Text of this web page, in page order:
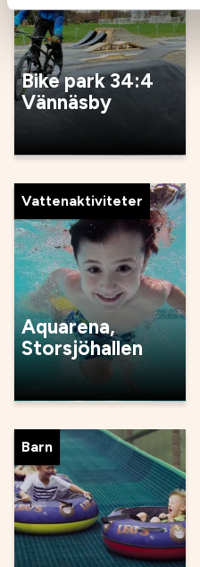
Bike park 34:4
Vännäsby
Vattenaktiviteter
Aquarena,
Storsjöhallen
Barn